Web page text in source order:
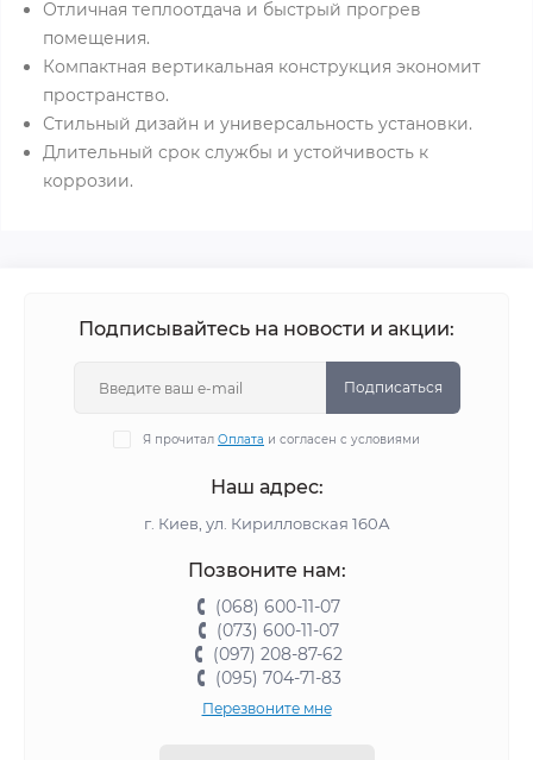
Отличная теплоотдача и быстрый прогрев
помещения.
Компактная вертикальная конструкция экономит
пространство.
Стильный дизайн и универсальность установки.
Длительный срок службы и устойчивость к
коррозии.
Подписывайтесь на новости и акции:
Подписаться
Я прочитал Оплата и согласен с условиями
Наш адрес:
г. Киев, ул. Кирилловская 160А
Позвоните нам:
(068) 600-11-07
(073) 600-11-07
(097) 208-87-62
(095) 704-71-83
Перезвоните мне